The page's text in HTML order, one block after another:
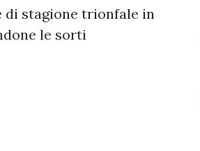
di stagione trionfale in
le sorti